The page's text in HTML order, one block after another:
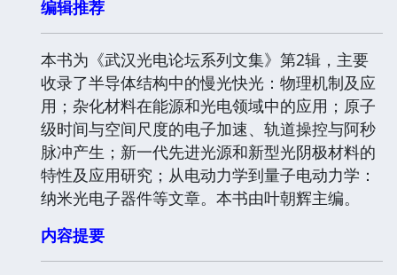
编辑推荐
本书为《武汉光电论坛系列文集》第2辑，主要
收录了半导体结构中的慢光快光：物理机制及应
用；杂化材料在能源和光电领域中的应用；原子
级时间与空间尺度的电子加速、轨道操控与阿秒
脉冲产生；新一代先进光源和新型光阴极材料的
特性及应用研究；从电动力学到量子电动力学：
纳米光电子器件等文章。本书由叶朝辉主编。
内容提要